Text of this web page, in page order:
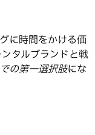
に時間をかける価
タルブランドと戦
の第一選択肢にな